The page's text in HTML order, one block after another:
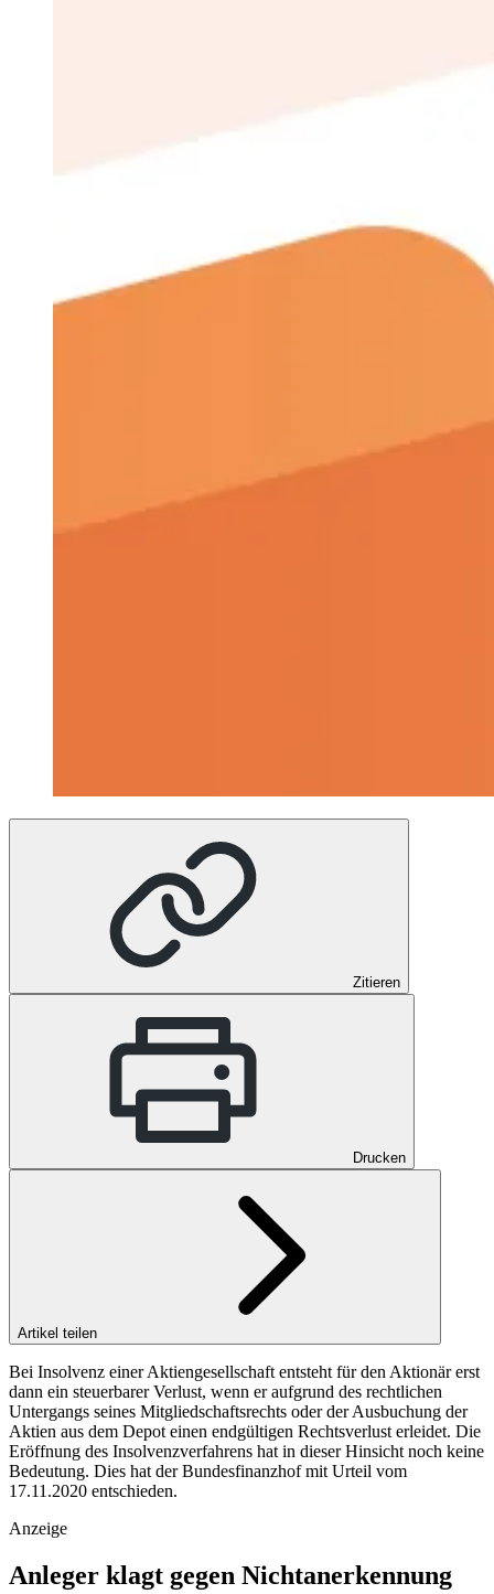
Zitieren
Drucken
Artikel teilen
Bei Insolvenz einer Aktiengesellschaft entsteht für den Aktionär erst
dann ein steuerbarer Verlust, wenn er aufgrund des rechtlichen
Untergangs seines Mitgliedschaftsrechts oder der Ausbuchung der
Aktien aus dem Depot einen endgültigen Rechtsverlust erleidet. Die
Eröffnung des Insolvenzverfahrens hat in dieser Hinsicht noch keine
Bedeutung. Dies hat der Bundesfinanzhof mit Urteil vom
17.11.2020 entschieden.
Anzeige
Anleger klagt gegen Nichtanerkennung